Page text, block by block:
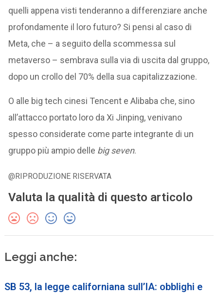
quelli appena visti tenderanno a differenziare anche
profondamente il loro futuro? Si pensi al caso di
Meta, che – a seguito della scommessa sul
metaverso – sembrava sulla via di uscita dal gruppo,
dopo un crollo del 70% della sua capitalizzazione.
O alle big tech cinesi Tencent e Alibaba che, sino
all’attacco portato loro da Xi Jinping, venivano
spesso considerate come parte integrante di un
gruppo più ampio delle big seven.
@RIPRODUZIONE RISERVATA
Valuta la qualità di questo articolo
Leggi anche:
SB 53, la legge californiana sull’IA: obblighi e